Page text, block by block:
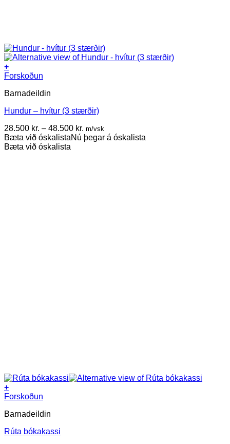
+
This
has
variants.
options
may
be
Forskoðun
Barnadeildin
Hundur – hvítur (3 stærðir)
28.500 kr. – 48.500 kr. Price
range:
m/vsk
Bæta við óskalistaNú þegar á óskalista
Bæta við óskalista
+
Forskoðun
Barnadeildin
Rúta bókakassi